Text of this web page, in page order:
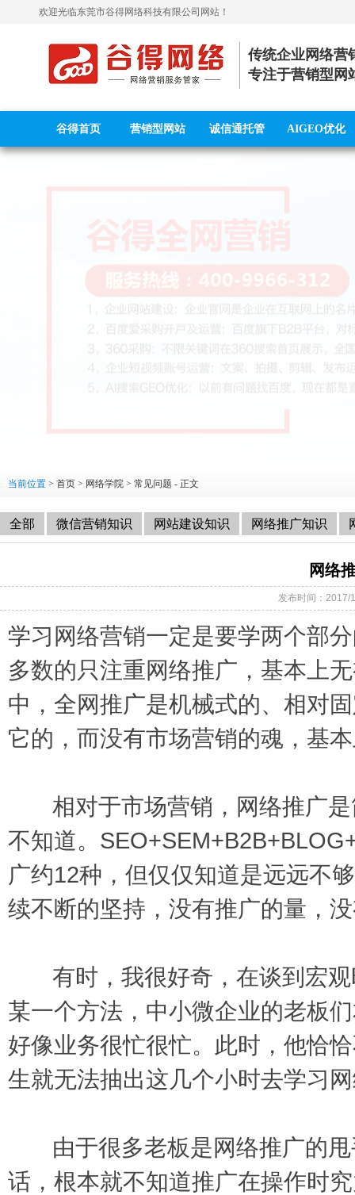
欢迎光临东莞市谷得网络科技有限公司 网站！
传统企业网络营
专注于营销型网
谷得首页 营销型网站 诚信通托管 AIGEO优化
当前位置 > 首页 > 网络学院 > 常见问题 - 正文
全部 微信营销知识 网站建设知识 网络推广知识
网络
发布时间：2017/
学习网络营销一定是要学两个部
多数的只注重网络推广，基本上
中，全网推广是机械式的、相对
它的，而没有市场营销的魂，基
相对于市场营销，网络推广是
不知道。
广约12种，但仅仅知道是远远不
续不断的坚持，没有推广的量，
有时，我很好奇，在谈到宏观
某一个方法，中小微企业的老板
好像业务很忙很忙。此时，他恰
生就无法抽出这几个小时去学习
由于很多老板是网络推广的甩
话，根本就不知道推广在操作时